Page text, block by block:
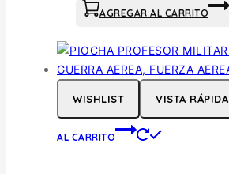
AGREGAR AL CARRITO
WISHLIST VISTA RÁPIDA
AL CARRITO